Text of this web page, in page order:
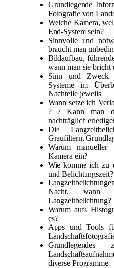
Grundlegende
Fotografie von
Welche Kamera,
End-System sein?
Sinnvolle und
braucht man
Bildaufbau,
wann man sie bricht
Sinn und Zweck
Systeme im
Nachteile jeweils
Wann setze ich
? / Kann man
nachträglich
Die
Graufiltern,
Warum
Kamera ein?
Wie komme ich zu
und Belichtungszeit?
Nacht, wann
Langzeitbelichtung?
Warum aufs
es?
Apps und Tools
diverse Programme